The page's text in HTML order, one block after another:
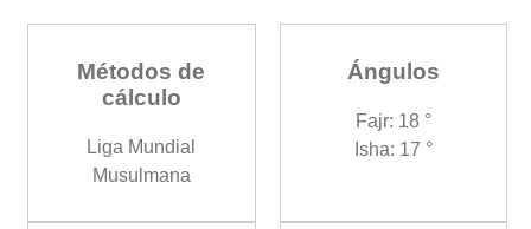
Métodos de
cálculo
Liga Mundial
Musulmana
Ángulos
Fajr: 18 °
Isha: 17 °